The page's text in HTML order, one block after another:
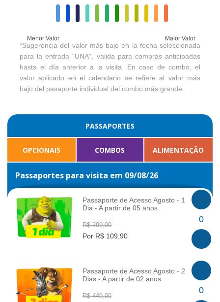
Menor Valor Maior Valor
*Sugerencia del valor más bajo en la fecha seleccionada
para la entrada "UNA", válida para compras anticipadas
hasta el día anterior a la visita. En caso de combo, el
valor aplicado en el calendario se refiere al valor más
bajo del pasaporte individual del combo más grande.
PASSAPORTES
OPCIONAIS COMBOS ALIMENTAÇÃO
Passaportes para visita em 09/08/26
INFO
Passaporte de Acesso Agosto - 1
Dia - A partir de 05 anos
R$ 299,00
Por R$ 109,90
0
INFO
Passaporte de Acesso Agosto - 2
Dias - A partir de 02 anos
R$ 449,00
0